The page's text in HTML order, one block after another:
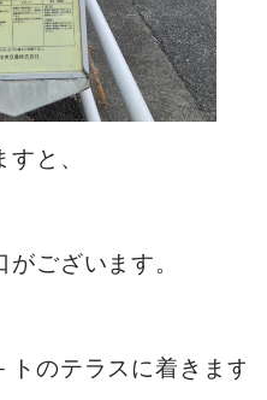
と、
ございます。